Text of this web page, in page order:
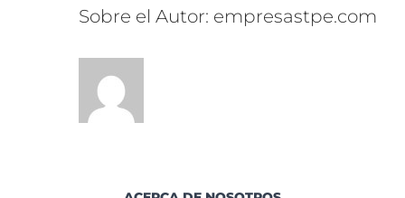
de
Sobre el Autor: empresastpe.com